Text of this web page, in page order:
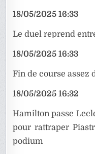
18/05/2025 16:33
Le duel reprend
18/05/2025 16:33
Fin de course assez
18/05/2025 16:32
Hamilton passe
pour rattraper
podium